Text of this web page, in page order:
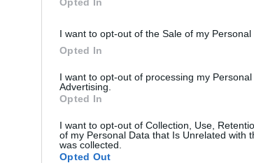
I want to opt-out of the Sale of my Personal
Opted In
I want to opt-out of processing my
Advertising.
Opted In
I want to opt-out of Collection, Use,
of my Personal Data that Is Unrelated with
was collected.
Opted Out